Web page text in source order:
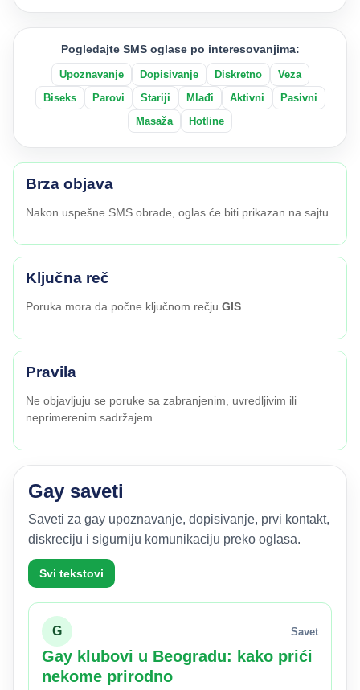
Pogledajte SMS oglase po interesovanjima:
Upoznavanje Dopisivanje Diskretno
Veza
Biseks
Parovi Stariji Mlađi Aktivni
Pasivni
Masaža
Hotline
Brza objava
Nakon uspešne SMS obrade, oglas će biti prikazan na sajtu.
Ključna reč
Poruka mora da počne ključnom rečju GIS
Pravila
Ne objavljuju se poruke sa zabranjenim, uvredljivim ili
neprimerenim sadržajem.
Gay saveti
Saveti za gay upoznavanje, dopisivanje, prvi kontakt,
diskreciju i sigurniju komunikaciju preko oglasa.
Svi tekstovi
G Savet
Gay klubovi u Beogradu: kako prići
nekome prirodno